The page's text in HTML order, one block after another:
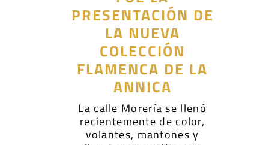
PRESENTACIÓN DE
LA NUEVA
COLECCIÓN
FLAMENCA DE LA
ANNICA
La calle Morería se llenó
recientemente de color,
volantes, mantones y